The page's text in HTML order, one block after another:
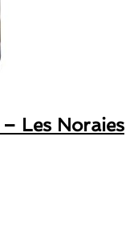
Les Noraies